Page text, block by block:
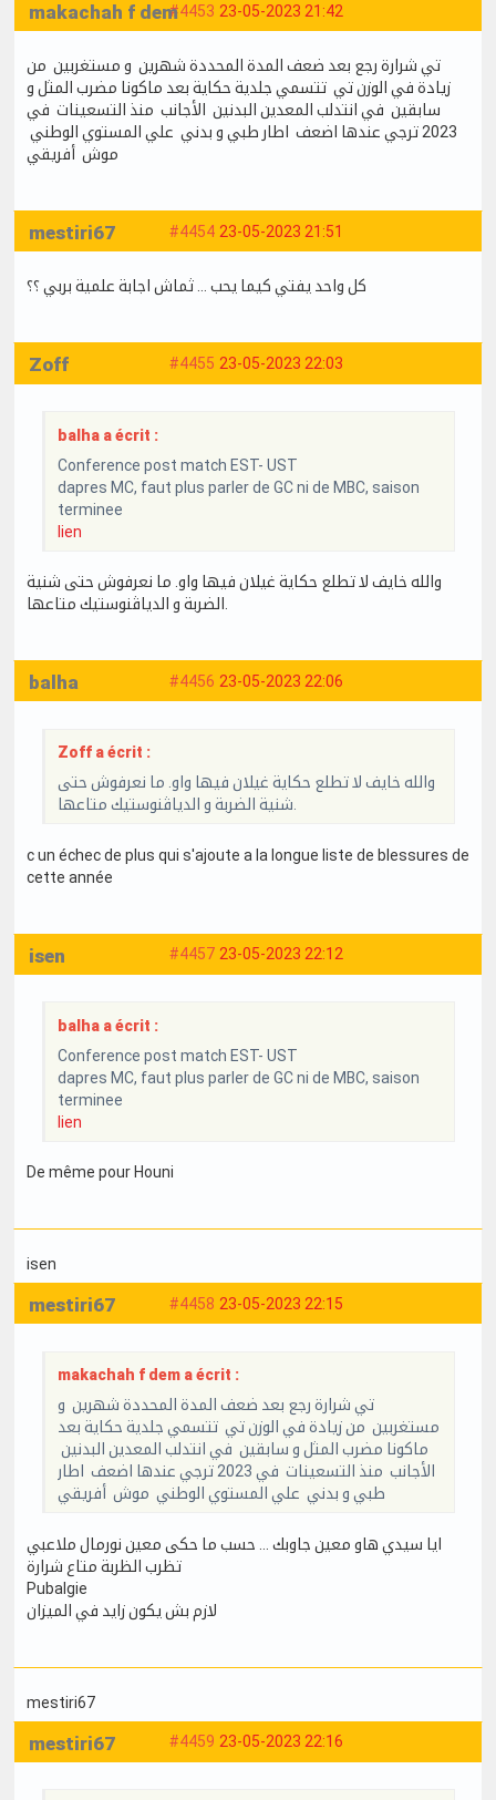
#4453 23-05-2023 21:42
makachah f dem
تي شرارة رجع بعد ضعف المدة المحددة شهرين و مستغربين من
زيادة في الوزن تي تتسمي جلدية حكاية بعد ماكونا مضرب المثل و
سابقين في انتدلب المعدين البدنين الأجانب منذ التسعينات في
2023 ترجي عندها اضعف اطار طبي و بدني علي المستوي الوطني
موش أفريقي
#4454 23-05-2023 21:51
mestiri67
كل واحد يفتي كيما يحب … ثماش اجابة علمية بربي ؟؟
#4455 23-05-2023 22:03
Zoff
balha a écrit :
Conference post match EST- UST
dapres MC, faut plus parler de GC ni de MBC, saison
terminee
lien
والله خايف لا تطلع حكاية غيلان فيها واو. ما نعرفوش حتى شنية
#4456 23-05-2023 22:06
balha
Zoff a écrit :
والله خايف لا تطلع حكاية غيلان فيها واو. ما نعرفوش حتى
c un échec de plus qui s'ajoute a la longue liste de blessures de
cette année
#4457 23-05-2023 22:12
isen
balha a écrit :
Conference post match EST- UST
dapres MC, faut plus parler de GC ni de MBC, saison
terminee
lien
De même pour Houni
isen
#4458 23-05-2023 22:15
mestiri67
makachah f dem a écrit :
تي شرارة رجع بعد ضعف المدة المحددة شهرين و
مستغربين من زيادة في الوزن تي تتسمي جلدية حكاية بعد
ماكونا مضرب المثل و سابقين في انتدلب المعدين البدنين
الأجانب منذ التسعينات في 2023 ترجي عندها اضعف اطار
طبي و بدني علي المستوي الوطني موش أفريقي
ايا سيدي هاو معين جاوبك … حسب ما حكى معين نورمال ملاعبي
تظرب الظربة متاع شرارة
Pubalgie
لازم بش يكون زايد في الميزان
mestiri67
#4459 23-05-2023 22:16
mestiri67